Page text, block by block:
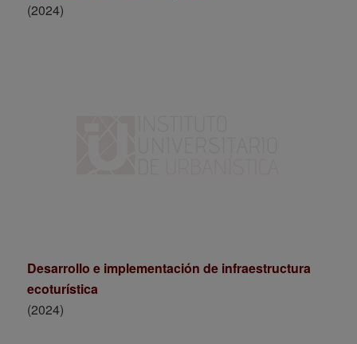
(2024)
Desarrollo e implementación de infraestructura
ecoturística
(2024)